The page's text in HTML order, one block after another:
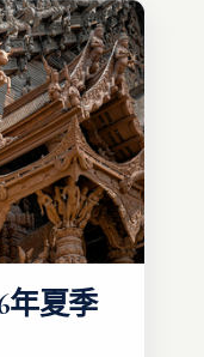
年夏季